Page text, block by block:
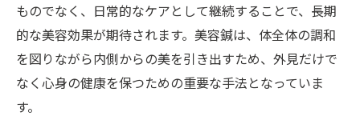
香川県丸亀市の鍼灸院で新たな魅力を引き
出す
リフトアップ効果が期待できる美容鍼丸亀市の
鍼灸院の魅力
ものでなく、日常的なケアとして継続することで、長期
的な美容効果が期待されます。美容鍼は、体全体の調和
を図りながら内側からの美を引き出すため、外見だけで
なく心身の健康を保つための重要な手法となっていま
す。